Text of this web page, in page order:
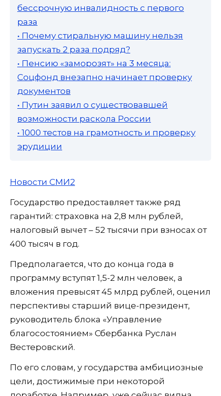
бессрочную инвалидность с первого
раза
• Почему стиральную машину нельзя
запускать 2 раза подряд?
• Пенсию «заморозят» на 3 месяца:
Соцфонд внезапно начинает проверку
документов
• Путин заявил о существовавшей
возможности раскола России
• 1000 тестов на грамотность и проверку
эрудиции
Новости СМИ2
Государство предоставляет также ряд
гарантий: страховка на 2,8 млн рублей,
налоговый вычет – 52 тысячи при взносах от
400 тысяч в год.
Предполагается, что до конца года в
программу вступят 1,5-2 млн человек, а
вложения превысят 45 млрд рублей, оценил
перспективы старший вице-президент,
руководитель блока «Управление
благосостоянием» Сбербанка Руслан
Вестеровский.
По его словам, у государства амбициозные
цели, достижимые при некоторой